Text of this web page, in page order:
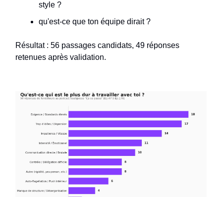
style ?
qu'est-ce que ton équipe dirait ?
Résultat : 56 passages candidats, 49 réponses
retenues après validation.